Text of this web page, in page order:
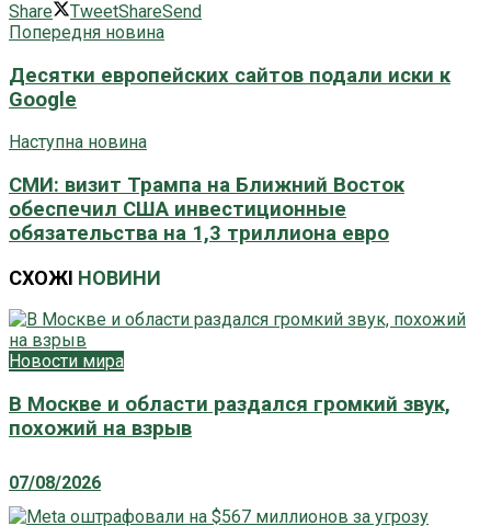
Share
TweetShareSend
Попередня новина
Десятки европейских сайтов подали иски к
Google
Наступна новина
СМИ: визит Трампа на Ближний Восток
обеспечил США инвестиционные
обязательства на 1,3 триллиона евро
СХОЖІ НОВИНИ
Новости мира
В Москве и области раздался громкий звук,
похожий на взрыв
07/08/2026